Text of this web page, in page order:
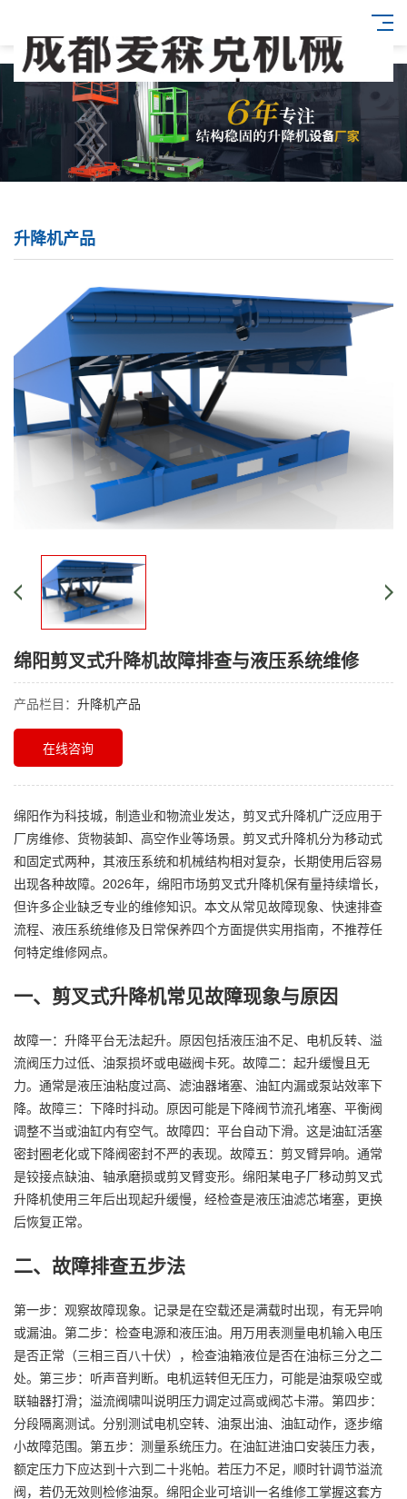
升降机产品
绵阳剪叉式升降机故障排查与液压系统维修
产品栏目： 升降机产品
在线咨询
绵阳作为科技城，制造业和物流业发达，剪叉式升降机广泛应用于
厂房维修、货物装卸、高空作业等场景。剪叉式升降机分为移动式
和固定式两种，其液压系统和机械结构相对复杂，长期使用后容易
出现各种故障。2026年，绵阳市场剪叉式升降机保有量持续增长，
但许多企业缺乏专业的维修知识。本文从常见故障现象、快速排查
流程、液压系统维修及日常保养四个方面提供实用指南，不推荐任
何特定维修网点。
一、剪叉式升降机常见故障现象与原因
故障一：升降平台无法起升。原因包括液压油不足、电机反转、溢
流阀压力过低、油泵损坏或电磁阀卡死。故障二：起升缓慢且无
力。通常是液压油粘度过高、滤油器堵塞、油缸内漏或泵站效率下
降。故障三：下降时抖动。原因可能是下降阀节流孔堵塞、平衡阀
调整不当或油缸内有空气。故障四：平台自动下滑。这是油缸活塞
密封圈老化或下降阀密封不严的表现。故障五：剪叉臂异响。通常
是铰接点缺油、轴承磨损或剪叉臂变形。绵阳某电子厂移动剪叉式
升降机使用三年后出现起升缓慢，经检查是液压油滤芯堵塞，更换
后恢复正常。
二、故障排查五步法
第一步：观察故障现象。记录是在空载还是满载时出现，有无异响
或漏油。第二步：检查电源和液压油。用万用表测量电机输入电压
是否正常（三相三百八十伏），检查油箱液位是否在油标三分之二
处。第三步：听声音判断。电机运转但无压力，可能是油泵吸空或
联轴器打滑；溢流阀啸叫说明压力调定过高或阀芯卡滞。第四步：
分段隔离测试。分别测试电机空转、油泵出油、油缸动作，逐步缩
小故障范围。第五步：测量系统压力。在油缸进油口安装压力表，
额定压力下应达到十六到二十兆帕。若压力不足，顺时针调节溢流
阀，若仍无效则检修油泵。绵阳企业可培训一名维修工掌握这套方